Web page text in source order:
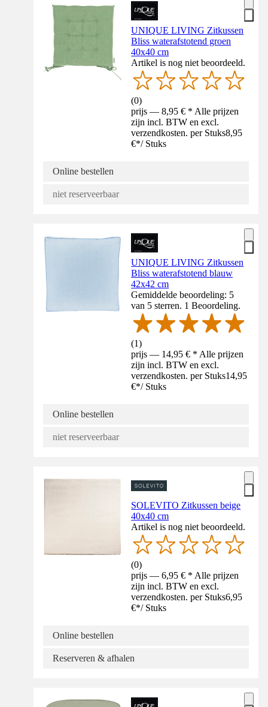
UNIQUE LIVING Zitkussen
Bliss waterafstotend groen
40x40 cm
Artikel is nog niet beoordeeld.
(0)
prijs — 8,95 € * Alle prijzen
zijn incl. BTW en excl.
verzendkosten. per Stuks8,95
€*/ Stuks
Online bestellen
niet reserveerbaar
UNIQUE LIVING Zitkussen
Bliss waterafstotend blauw
42x42 cm
Gemiddelde beoordeling: 5
van 5 sterren. 1 Beoordeling.
(1)
prijs — 14,95 € * Alle prijzen
zijn incl. BTW en excl.
verzendkosten. per Stuks14,95
€*/ Stuks
Online bestellen
niet reserveerbaar
SOLEVITO Zitkussen beige
40x40 cm
Artikel is nog niet beoordeeld.
(0)
prijs — 6,95 € * Alle prijzen
zijn incl. BTW en excl.
verzendkosten. per Stuks6,95
€*/ Stuks
Online bestellen
Reserveren & afhalen